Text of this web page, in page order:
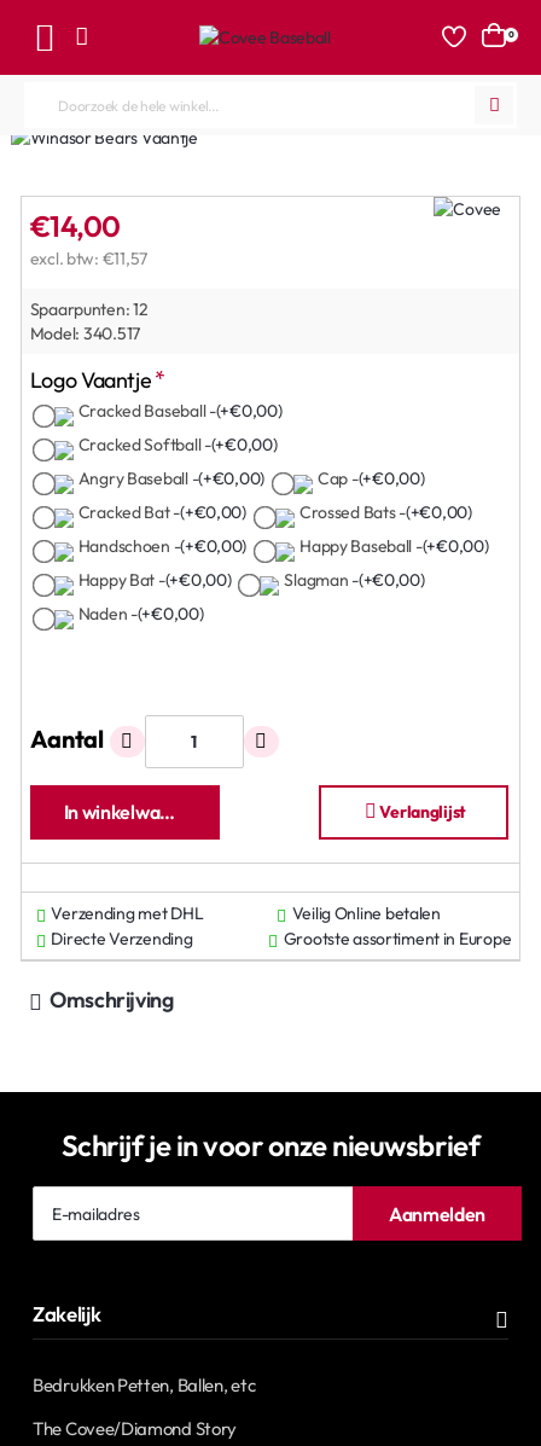
0
Doorzoek
de
winkel...
Spaarpunten:12
Model: 340.517
€14,00
excl. btw: €11,57
Logo Vaantje
Cracked Baseball -(+€0,00)
Cracked Softball -(+€0,00)
Angry Baseball -(+€0,00) Cap -(+€0,00)
Cracked Bat -(+€0,00) Crossed Bats -(+€0,00)
Handschoen -(+€0,00) Happy Baseball -(+€0,00)
Happy Bat -(+€0,00) Slagman -(+€0,00)
Naden -(+€0,00)
Aantal
In winkelwagen Verlanglijst
Verzending met DHL
Veilig Online betalen
Directe Verzending
Grootste assortiment in Europe
Omschrijving
Schrijf je in voor onze nieuwsbrief
mailadres
Aanmelden
Zakelijk
Bedrukken Petten, Ballen, etc
The Covee/Diamond Story